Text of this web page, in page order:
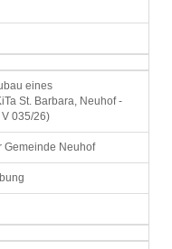
eines
St. Barbara, Neuhof -
035/26)
Gemeinde Neuhof